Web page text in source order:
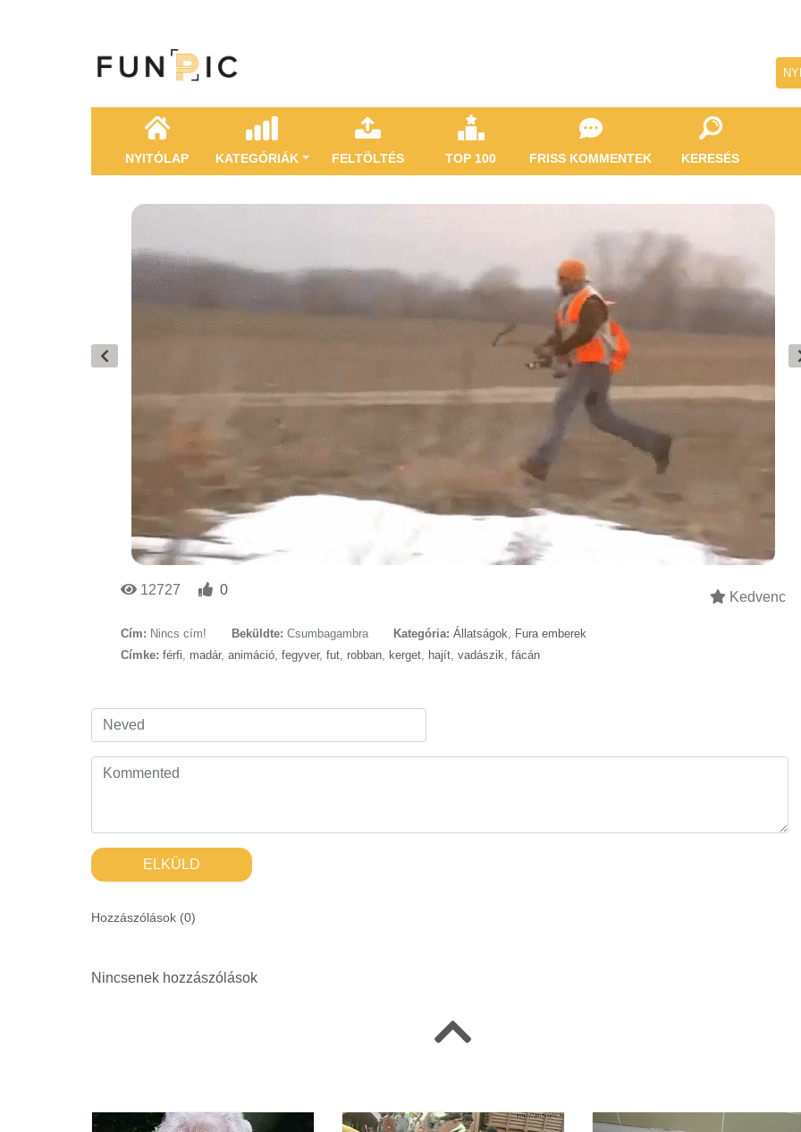
NYITÓLAP KATEGÓRIÁK FELTÖLTÉS TOP 100 FRISS KOMMENTEK KERESÉS
12727 0 Kedvenc
Cím: Nincs cím! Beküldte: Csumbagambra Kategória: Állatságok, Fura emberek
Címke: férfi, madár, animáció, fegyver, fut, robban, kerget, hajít, vadászik, fácán
ELKÜLD
Hozzászólások (0)
Nincsenek hozzászólások